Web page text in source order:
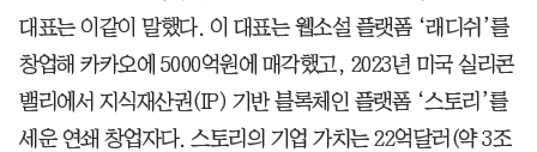
대표는 이같이 말했다. 이 대표는 웹소설 플랫폼 ‘래디쉬’를
창업해 카카오에 5000억원에 매각했고, 2023년 미국 실리콘
밸리에서 지식재산권(IP) 기반 블록체인 플랫폼 ‘스토리’를
세운 연쇄 창업자다. 스토리의 기업 가치는 22억달러(약 3조